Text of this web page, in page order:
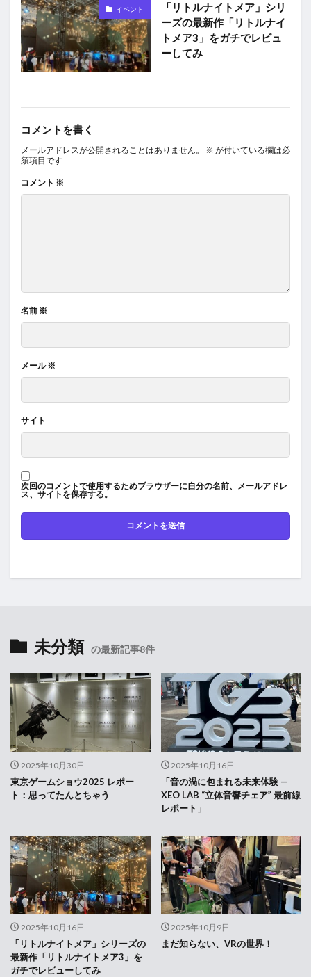
イベント
「リトルナイトメア」シリ
ーズの最新作「リトルナイ
トメア3」をガチでレビュ
ーしてみ
コメントを書く
メールアドレスが公開されることはありません。 ※ が付いている欄は必
須項目です
コメント ※
名前 ※
メール※
サイト
次回のコメントで使用するためブラウザーに自分の名前、メールアドレ
ス、サイトを保存する。
未分類 の最新記事8件
2025年10月30日
東京ゲームショウ2025 レポー
ト：思ってたんとちゃう
2025年10月16日
「音の渦に包まれる未来体験 —
XEO LAB “立体音響チェア” 最前線
レポート」
2025年10月16日
「リトルナイトメア」シリーズの
最新作「リトルナイトメア3」を
ガチでレビューしてみ
2025年10月9日
まだ知らない、VRの世界！